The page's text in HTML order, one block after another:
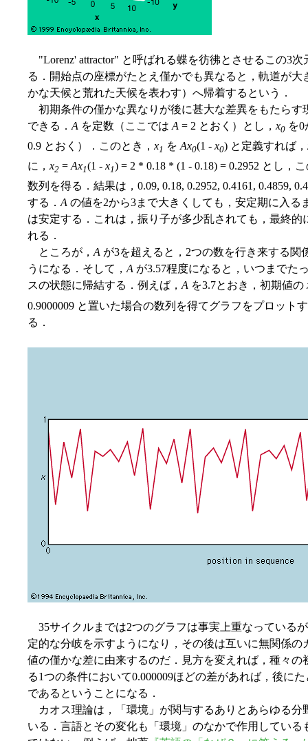
"Lorenz' attractor" と呼ばれる蝶を彷彿とさせるこの3
る．開始点の座標がたとえ僅かでも異なると，軌道が
かな天候と荒れた天候を表わす）へ帰着するという．
初期条件の僅かな異なりが後に甚大な差異をもたらす
できる． A を定数（ここでは A = 2 とおく）とし， x0 を
0.9 とおく）．このとき， x1 を Ax0(1 - x0) と定義すれば，
に， x2 = Ax1(1 - x1) = 2 * 0.18 * (1 - 0.18) = 0.2952 とし，
数列を得る．結果は，0.09, 0.18, 0.2952, 0.4161, 0.4859,
する．A の値を2から3まで大きくしても，安定期に入
は安定する．これは，振り子が多少乱されても，最終
れる．
ところが，A が3を超えると，2つの数を行き来する
うになる．そして，A が3.57程度になると，いつまでた
スの状態に帰結する．例えば，A を3.7とおき，初期値の
0.9000009 と置いた場合の数列を得てグラフをプロット
る．
35サイクルまでは2つのグラフは事実上重なっている
定的な分岐を示すようになり，その後は互いに無関係
値の僅かな差に由来するのだ．見方を変えれば，種々
る1つの条件において0.000009ほどの差があれば，後に
であるということになる．
カオス理論は，「環境」が関与するありとあらゆる分
いる．言語とその変化も「環境」のなかで作用してい